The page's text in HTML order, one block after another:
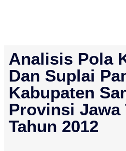
Analisis Pola
Dan Suplai
Kabupaten
Provinsi Jawa
Tahun 2012